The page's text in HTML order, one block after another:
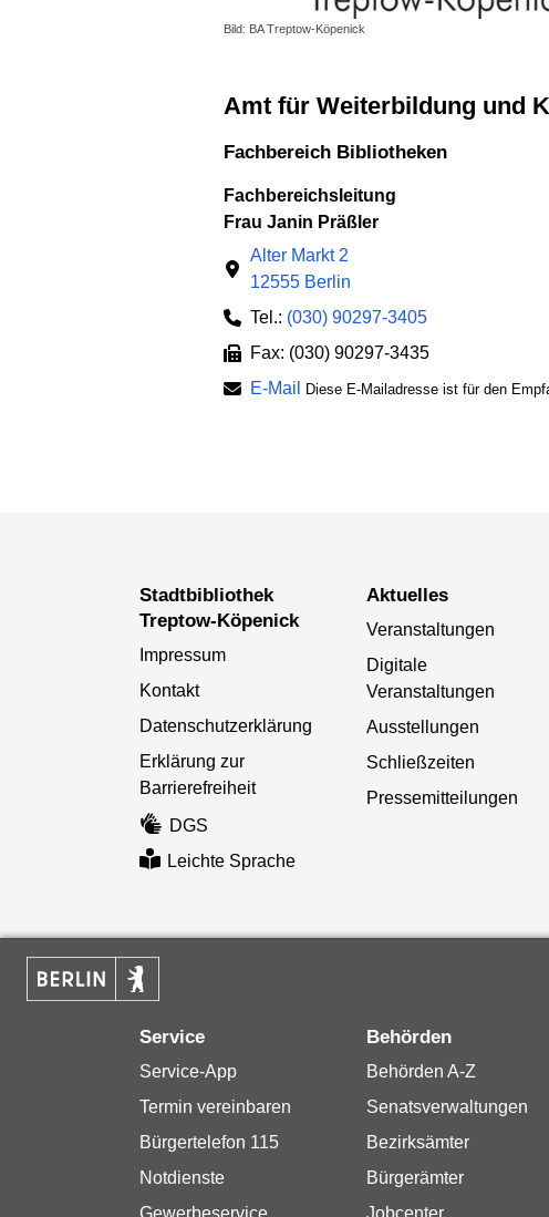
Bild: BA Treptow-Köpenick
Amt für Weiterbildung und
Fachbereich Bibliotheken
Fachbereichsleitung
Frau Janin Präßler
Alter Markt 2
12555 Berlin
Tel.: (030) 90297-3405
Fax: (030) 90297-3435
E-Mail
Diese E-Mailadresse ist für den
Stadtbibliothek
Treptow-Köpenick
Impressum
Kontakt
Datenschutzerklärung
Erklärung zur
Barrierefreiheit
DGS
Leichte Sprache
Aktuelles
Veranstaltungen
Digitale
Veranstaltungen
Ausstellungen
Schließzeiten
Pressemitteilungen
Service
Service-App
Termin vereinbaren
Bürgertelefon 115
Notdienste
Gewerbeservice
Behörden
Behörden A-Z
Senatsverwaltungen
Bezirksämter
Bürgerämter
Jobcenter